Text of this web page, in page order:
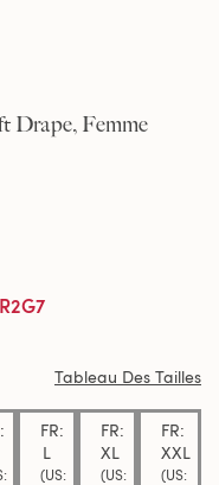
Drape, Femme
R2G7
Tableau Des Tailles
FR:
L
(US:
FR:
XL
(US:
FR:
XXL
(US: